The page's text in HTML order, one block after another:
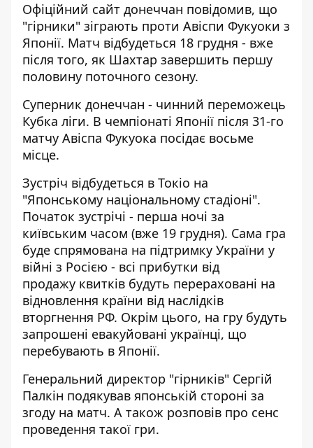
Офіційний сайт донеччан повідомив, що
"гірники" зіграють проти Авіспи Фукуоки з
Японії. Матч відбудеться 18 грудня - вже
після того, як Шахтар завершить першу
половину поточного сезону.
Суперник донеччан - чинний переможець
Кубка ліги. В чемпіонаті Японії після 31-го
матчу Авіспа Фукуока посідає восьме
місце.
Зустріч відбудеться в Токіо на
"Японському національному стадіоні".
Початок зустрічі - перша ночі за
київським часом (вже 19 грудня). Сама гра
буде спрямована на підтримку України у
війні з Росією - всі прибутки від
продажу квитків будуть перераховані на
відновлення країни від наслідків
вторгнення РФ. Окрім цього, на гру будуть
запрошені евакуйовані українці, що
перебувають в Японії.
Генеральний директор "гірників" Сергій
Палкін подякував японській стороні за
згоду на матч. А також розповів про сенс
проведення такої гри.